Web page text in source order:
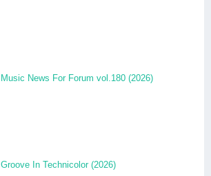
Music News For Forum vol.180 (2026)
Groove In Technicolor (2026)